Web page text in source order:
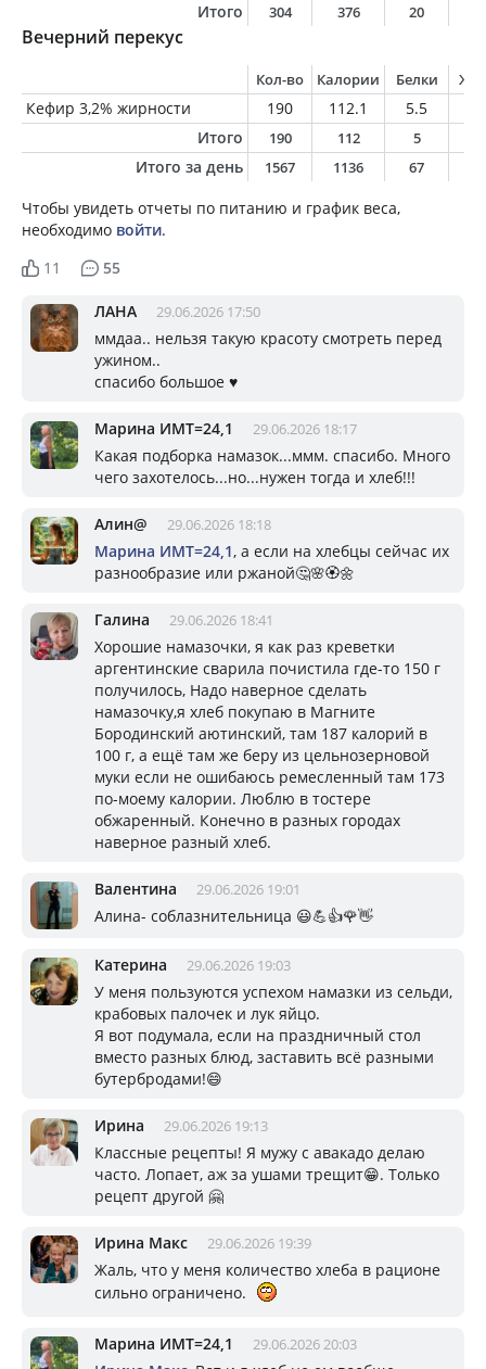
Итого
304 376 20
Вечерний перекус
Кол-во Калории Белки
Кефир 3,2% жирности 190 112.1 5.5
Итого
190 112 5
Итого за день 1567 1136 67
Чтобы увидеть отчеты по питанию и график веса,
необходимо войти.
11
55
ЛАНА 29.06.2026 17:50
ммдаа.. нельзя такую красоту смотреть перед
ужином..
спасибо большое ♥️
Марина ИМТ=24,1 29.06.2026 18:17
Какая подборка намазок...ммм. спасибо. Много
чего захотелось...но...нужен тогда и хлеб!!!
Алин@ 29.06.2026 18:18
Марина ИМТ=24,1, а если на хлебцы сейчас их
разнообразие или ржаной🤔🌸🏵🌼
Галина 29.06.2026 18:41
Хорошие намазочки, я как раз креветки
аргентинские сварила почистила где-то 150 г
получилось, Надо наверное сделать
намазочку,я хлеб покупаю в Магните
Бородинский аютинский, там 187 калорий в
100 г, а ещё там же беру из цельнозерновой
муки если не ошибаюсь ремесленный там 173
по-моему калории. Люблю в тостере
обжаренный. Конечно в разных городах
наверное разный хлеб.
Валентина 29.06.2026 19:01
Алина- соблазнительница 😃💪👍🌹👋
Катерина 29.06.2026 19:03
У меня пользуются успехом намазки из сельди,
крабовых палочек и лук яйцо.
Я вот подумала, если на праздничный стол
вместо разных блюд, заставить всё разными
бутербродами!😄
Ирина 29.06.2026 19:13
Классные рецепты! Я мужу с авакадо делаю
часто. Лопает, аж за ушами трещит😁. Только
рецепт другой 🤗
Ирина Макс 29.06.2026 19:39
Жаль, что у меня количество хлеба в рационе
сильно ограничено.
Марина ИМТ=24,1 29.06.2026 20:03